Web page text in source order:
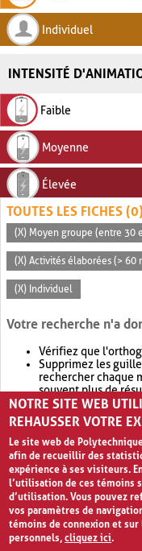
Individuel
INTENSITÉ
Faible
Moyenne
Élevée
TOUTES LES FICHES (0)
(X) Moyen groupe (entre 30
(X) Activités élaborées (> 60
(X) Individuel
Votre recherche n'a
Vérifiez que
Supprimez les
rechercher chaque
souvent plus de
Envisagez d'élargir
retournera souvent
NOTRE SITE WEB
REHAUSSER VOTRE
Le site web de
afin de recueillir des
expérience à ses visiteurs.
l’utilisation de ces témoins
d’utilisation. Vous pouvez
vos paramètres de
témoins de connexion et
personnels,cliquez ici.